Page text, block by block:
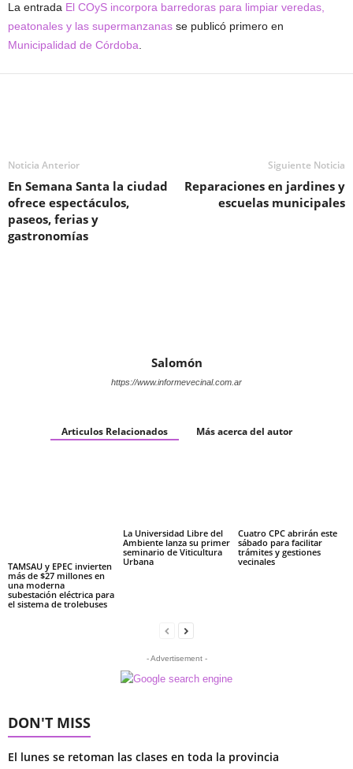
La entrada El COyS incorpora barredoras para limpiar veredas,
peatonales y las supermanzanas se publicó primero en
Municipalidad de Córdoba
Noticia Anterior
En Semana Santa la ciudad
ofrece espectáculos,
paseos, ferias y
gastronomías
Siguiente Noticia
Reparaciones en jardines y
escuelas municipales
Salomón
https://www.informevecinal.com.ar
Articulos Relacionados Más acerca del autor
TAMSAU y EPEC invierten
más de $27 millones en
una moderna
subestación eléctrica para
el sistema de trolebuses
La Universidad Libre del
Ambiente lanza su primer
seminario de Viticultura
Urbana
Cuatro CPC abrirán este
sábado para facilitar
trámites y gestiones
vecinales
- Advertisement -
DON'T MISS
El lunes se retoman las clases en toda la provincia